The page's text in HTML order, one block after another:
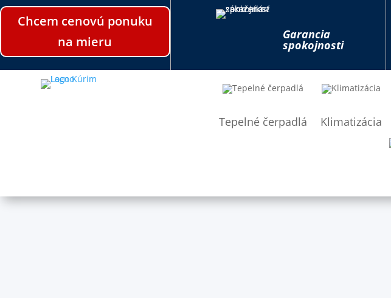
Chcem cenovú ponuku
na mieru
Garancia
spokojnosti
Tepelné čerpadlá Klimatizácia